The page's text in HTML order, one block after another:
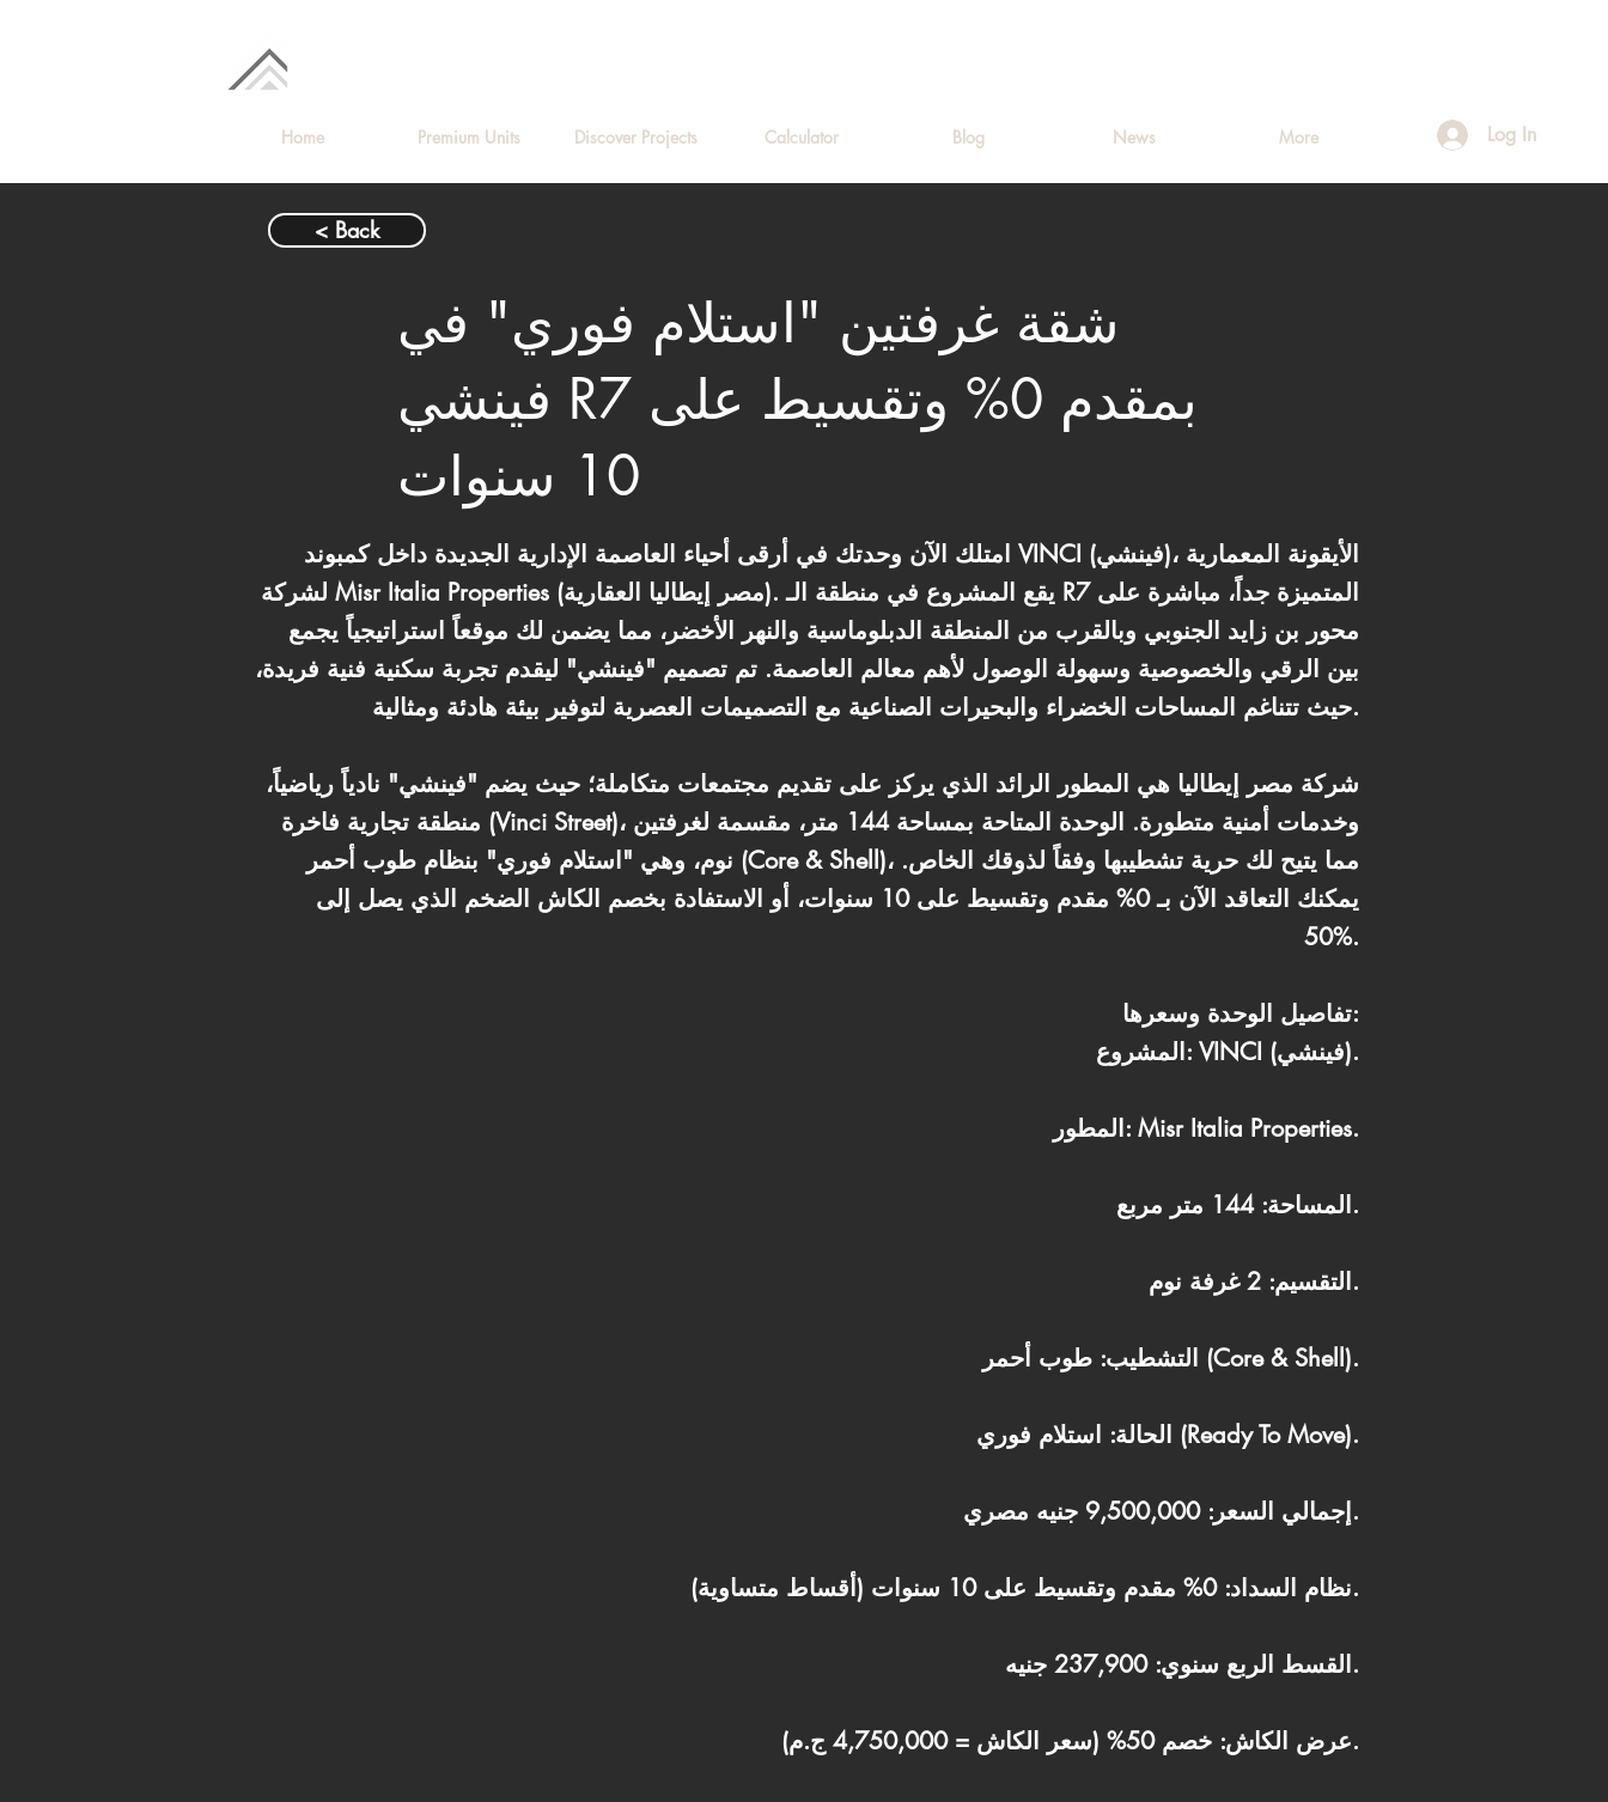
Home Premium Units Discover Projects Calculator Blog News More Log In
< Back
شقة غرفتين "استلام فوري" في
فينشي R7 بمقدم 0% وتقسيط على
10 سنوات
امتلك الآن وحدتك في أرقى أحياء العاصمة الإدارية الجديدة داخل كمبوند VINCI (فينشي)، الأيقونة المعمارية
لشركة Misr Italia Properties (مصر إيطاليا العقارية). يقع المشروع في منطقة الـ R7 المتميزة جداً، مباشرة على
محور بن زايد الجنوبي وبالقرب من المنطقة الدبلوماسية والنهر الأخضر، مما يضمن لك موقعاً استراتيجياً يجمع
بين الرقي والخصوصية وسهولة الوصول لأهم معالم العاصمة. تم تصميم "فينشي" ليقدم تجربة سكنية فنية فريدة،
حيث تتناغم المساحات الخضراء والبحيرات الصناعية مع التصميمات العصرية لتوفير بيئة هادئة ومثالية.
شركة مصر إيطاليا هي المطور الرائد الذي يركز على تقديم مجتمعات متكاملة؛ حيث يضم "فينشي" نادياً رياضياً،
منطقة تجارية فاخرة (Vinci Street)، وخدمات أمنية متطورة. الوحدة المتاحة بمساحة 144 متر، مقسمة لغرفتين
نوم، وهي "استلام فوري" بنظام طوب أحمر (Core & Shell)، مما يتيح لك حرية تشطيبها وفقاً لذوقك الخاص.
يمكنك التعاقد الآن بـ 0% مقدم وتقسيط على 10 سنوات، أو الاستفادة بخصم الكاش الضخم الذي يصل إلى
50%.
تفاصيل الوحدة وسعرها:
المشروع: VINCI (فينشي).
المطور: Misr Italia Properties.
المساحة: 144 متر مربع.
التقسيم: 2 غرفة نوم.
التشطيب: طوب أحمر (Core & Shell).
الحالة: استلام فوري (Ready To Move).
إجمالي السعر: 9,500,000 جنيه مصري.
نظام السداد: 0% مقدم وتقسيط على 10 سنوات (أقساط متساوية).
القسط الربع سنوي: 237,900 جنيه.
عرض الكاش: خصم 50% (سعر الكاش = 4,750,000 ج.م).